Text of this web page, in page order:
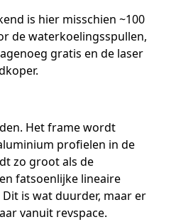
is hier misschien ~100
de waterkoelingsspullen,
gratis en de laser
Het frame wordt
profielen in de
zo groot als de
fatsoenlijke lineaire
is wat duurder, maar er
vanuit revspace.